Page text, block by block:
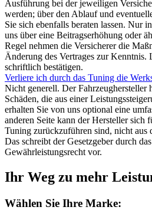
Ausführung bei der jeweiligen
werden; über den Ablauf und
Sie sich ebenfalls beraten lassen. Nur
uns über eine Beitragserhöhung oder
Regel nehmen die Versicherer die
Änderung des Vertrages zur Kenntnis.
schriftlich bestätigen.
Verliere ich durch das Tuning die
Nicht generell. Der Fahrzeughersteller
Schäden, die aus einer
erhalten Sie von uns optional eine
anderen Seite kann der Hersteller sich
Tuning zurückzuführen sind, nicht aus
Das schreibt der Gesetzgeber durch
Gewährleistungsrecht vor.
Ihr Weg zu mehr
Wählen Sie Ihre Marke: